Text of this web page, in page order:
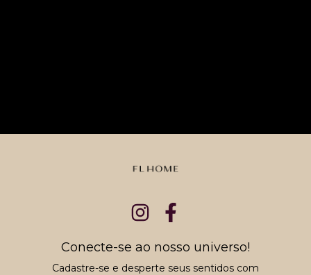
Conecte-se ao nosso universo!
Cadastre-se e desperte seus sentidos com